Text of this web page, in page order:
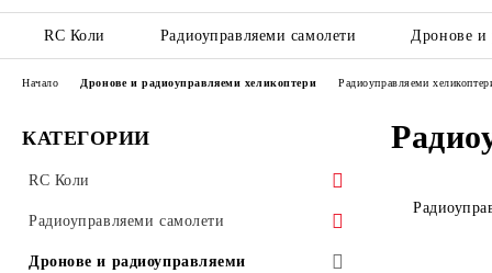
RC Коли Радиоуправляеми самолети Дронове и
КАТЕГОРИИ
RC Коли
RC коли с електродвигател, пистови,
Радиоуправляеми самолети
Радиоуправляеми самолети с
Дронове и радиоуправляеми
Начало Дронове и радиоуправляеми хеликоптери Радиоуправляеми